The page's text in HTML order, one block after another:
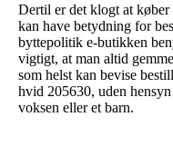
Dertil er det klogt at køber
kan have betydning for
byttepolitik e-butikken
vigtigt, at man altid
som helst kan bevise
hvid 205630, uden
voksen eller et barn.